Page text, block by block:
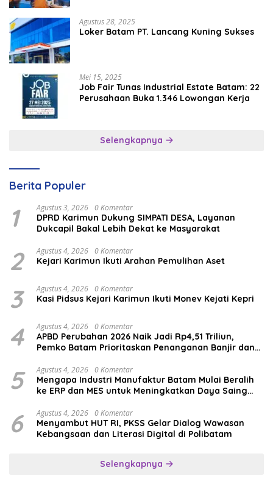
Agustus 28, 2025
Loker Batam PT. Lancang Kuning Sukses
Mei 15, 2025
Job Fair Tunas Industrial Estate Batam: 22
Perusahaan Buka 1.346 Lowongan Kerja
Selengkapnya
Berita Populer
1 Agustus 3, 2026 0 Komentar
DPRD Karimun Dukung SIMPATI DESA, Layanan
Dukcapil Bakal Lebih Dekat ke Masyarakat
2 Agustus 4, 2026 0 Komentar
Kejari Karimun Ikuti Arahan Pemulihan Aset
3 Agustus 4, 2026 0 Komentar
Kasi Pidsus Kejari Karimun Ikuti Monev Kejati Kepri
4 Agustus 4, 2026 0 Komentar
APBD Perubahan 2026 Naik Jadi Rp4,51 Triliun,
Pemko Batam Prioritaskan Penanganan Banjir dan
5 Agustus 4, 2026 0 Komentar
Mengapa Industri Manufaktur Batam Mulai Beralih
ke ERP dan MES untuk Meningkatkan Daya Saing
6 Agustus 4, 2026 0 Komentar
Menyambut HUT RI, PKSS Gelar Dialog Wawasan
Kebangsaan dan Literasi Digital di Polibatam
Selengkapnya